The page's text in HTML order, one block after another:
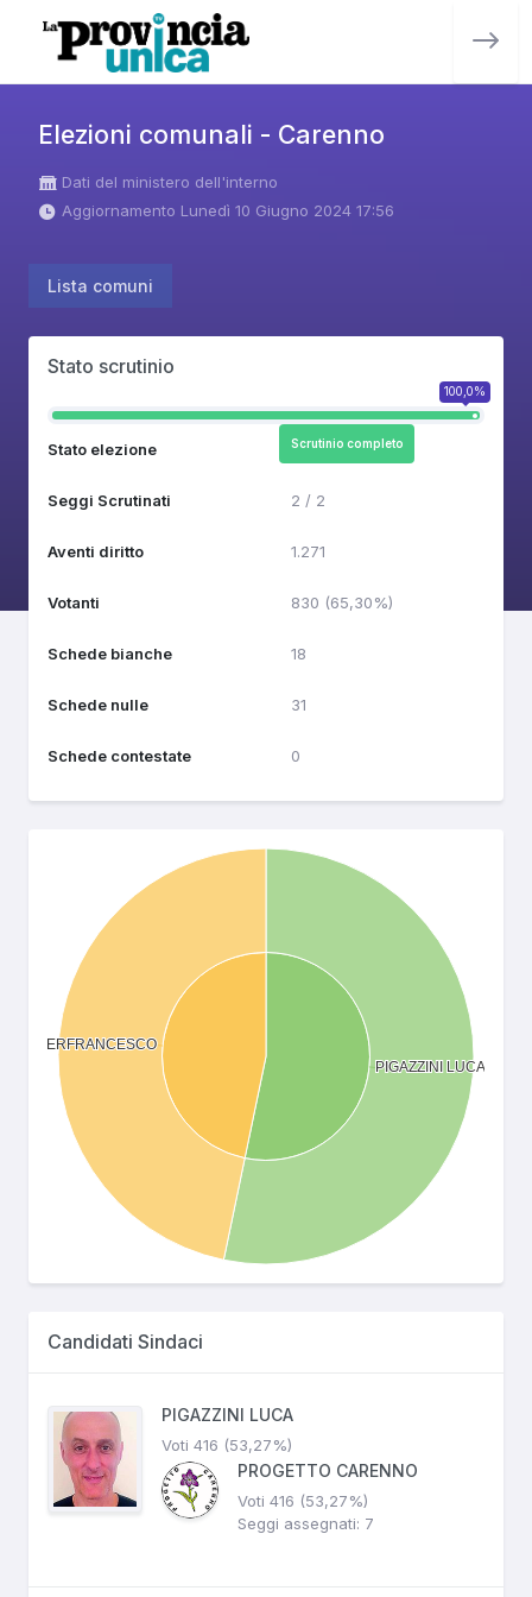
Elezioni comunali - Carenno
Dati del ministero dell'interno
Aggiornamento Lunedì 10 Giugno 2024 17:56
Lista comuni
Stato scrutinio
100,0%
Stato elezione Scrutinio completo
Seggi Scrutinati 2 / 2
Aventi diritto 1.271
Votanti 830 (65,30%)
Schede bianche 18
Schede nulle 31
Schede contestate 0
Candidati Sindaci
PIGAZZINI LUCA
Voti 416 (53,27%)
PROGETTO CARENNO
Voti 416 (53,27%)
Seggi assegnati: 7